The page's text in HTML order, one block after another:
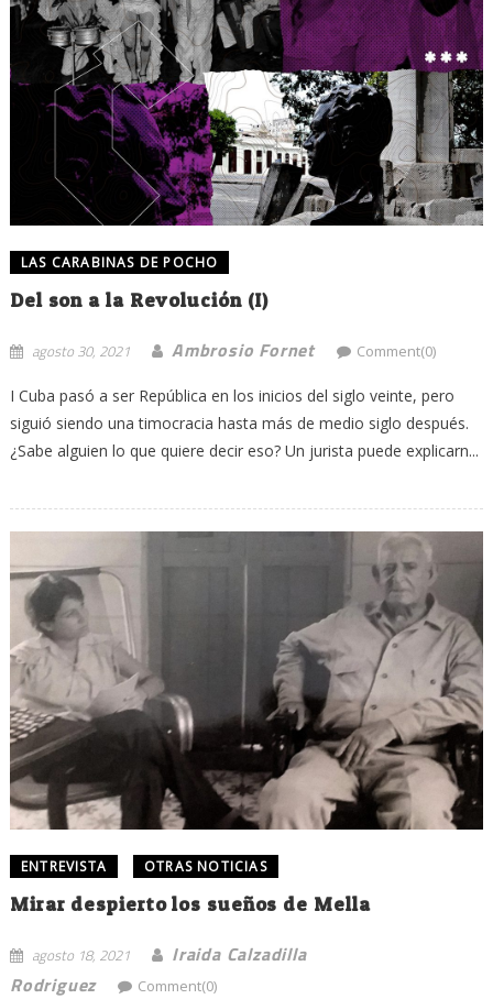
LAS CARABINAS DE POCHO
Del son a la Revolución (I)
agosto 30, 2021 Ambrosio Fornet Comment(0)
I Cuba pasó a ser República en los inicios del siglo veinte, pero
siguió siendo una timocracia hasta más de medio siglo después.
¿Sabe alguien lo que quiere decir eso? Un jurista puede explicarn...
ENTREVISTA OTRAS NOTICIAS
Mirar despierto los sueños de Mella
agosto 18, 2021
Iraida Calzadilla
Rodriguez
Comment(0)